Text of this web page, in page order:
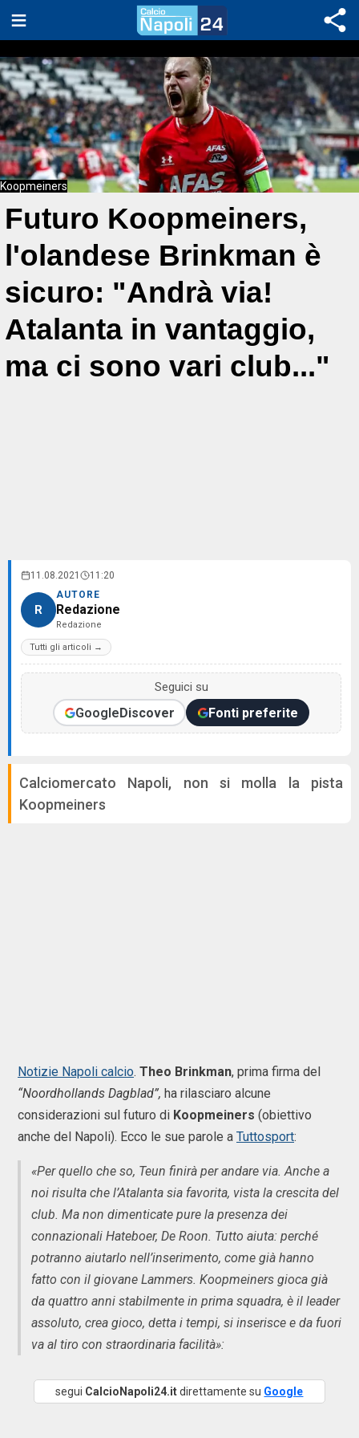
Koopmeiners
Futuro Koopmeiners,
l'olandese Brinkman è
sicuro: "Andrà via!
Atalanta in vantaggio,
ma ci sono vari club..."
11.08.2021 11:20
R
AUTORE
Redazione
Redazione
Tutti gli articoli →
Seguici su
GoogleDiscover Fonti preferite
Calciomercato Napoli, non si molla la pista
Koopmeiners
Notizie Napoli calcio. Theo Brinkman, prima firma del
“Noordhollands Dagblad”, ha rilasciaro alcune
considerazioni sul futuro di Koopmeiners (obiettivo
anche del Napoli). Ecco le sue parole a Tuttosport:
«Per quello che so, Teun finirà per andare via. Anche a
noi risulta che l’Atalanta sia favorita, vista la crescita del
club. Ma non dimenticate pure la presenza dei
connazionali Hateboer, De Roon. Tutto aiuta: perché
potranno aiutarlo nell’inserimento, come già hanno
fatto con il giovane Lammers. Koopmeiners gioca già
da quattro anni stabilmente in prima squadra, è il leader
assoluto, crea gioco, detta i tempi, si inserisce e da fuori
va al tiro con straordinaria facilità»:
segui CalcioNapoli24.itdirettamente su Google